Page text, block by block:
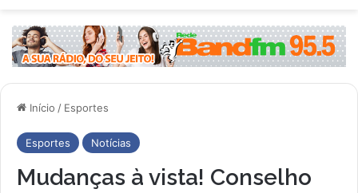
Início / Esportes
Esportes Notícias
Mudanças à vista! Conselho